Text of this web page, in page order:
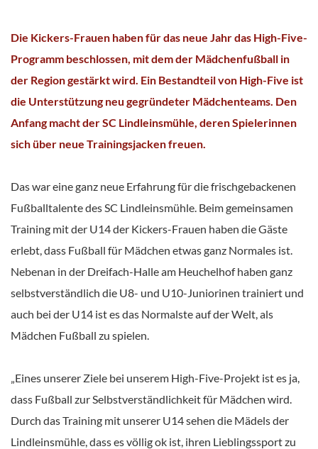
Die Kickers-Frauen haben für das neue Jahr das High-Five-
Programm beschlossen, mit dem der Mädchenfußball in
der Region gestärkt wird. Ein Bestandteil von High-Five ist
die Unterstützung neu gegründeter Mädchenteams. Den
Anfang macht der SC Lindleinsmühle, deren Spielerinnen
sich über neue Trainingsjacken freuen.
Das war eine ganz neue Erfahrung für die frischgebackenen
Fußballtalente des SC Lindleinsmühle. Beim gemeinsamen
Training mit der U14 der Kickers-Frauen haben die Gäste
erlebt, dass Fußball für Mädchen etwas ganz Normales ist.
Nebenan in der Dreifach-Halle am Heuchelhof haben ganz
selbstverständlich die U8- und U10-Juniorinen trainiert und
auch bei der U14 ist es das Normalste auf der Welt, als
Mädchen Fußball zu spielen.
„Eines unserer Ziele bei unserem High-Five-Projekt ist es ja,
dass Fußball zur Selbstverständlichkeit für Mädchen wird.
Durch das Training mit unserer U14 sehen die Mädels der
Lindleinsmühle, dass es völlig ok ist, ihren Lieblingssport zu